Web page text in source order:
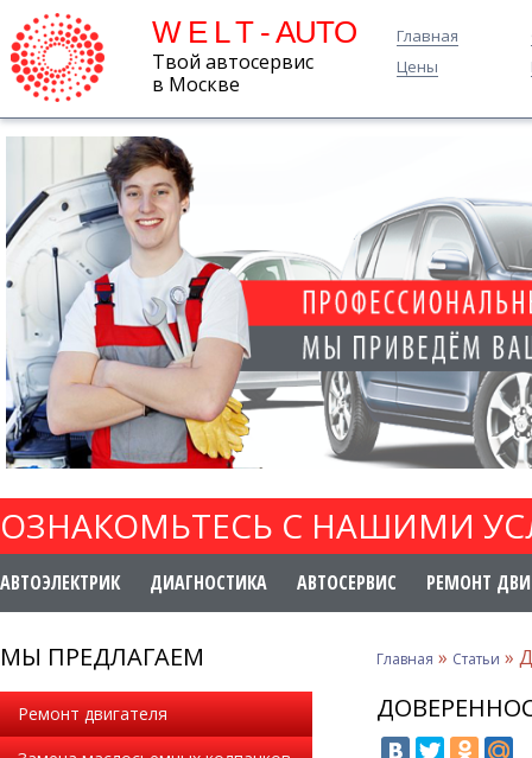
W E L T - AUTO
Твой автосервис
в Москве
Главная
Цены
ОЗНАКОМЬТЕСЬ С НАШИМИ
АВТОЭЛЕКТРИК ДИАГНОСТИКА АВТОСЕРВИС РЕМОНТ
МЫ ПРЕДЛАГАЕМ
Ремонт двигателя
Главная » Статьи »